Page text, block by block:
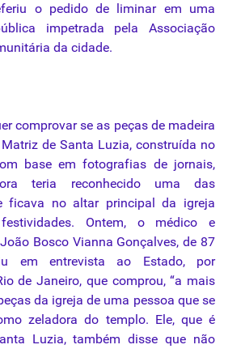
o pedido de liminarem uma
impetrada pela Associação
da cidade.
comprovar se as peçasde madeira
Matriz de Santa Luzia, construída no
base em fotografias de jornais,
teria reconhecido uma das
ficava no altar principalda igreja
Ontem, o médico e
Bosco Vianna Gonçalves, de 87
em entrevista ao Estado, por
de Janeiro, quecomprou, “a mais
da igreja de uma pessoa quese
zeladora do templo. Ele, queé
Luzia, também disseque não